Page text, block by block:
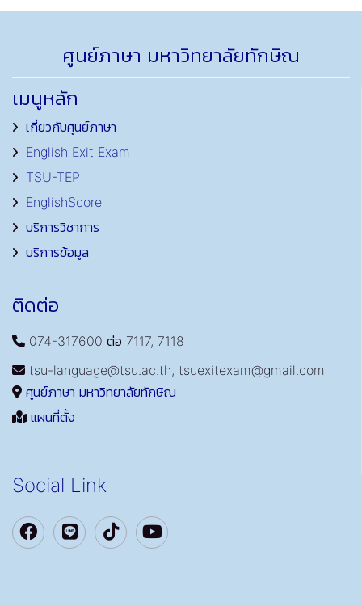
ศูนย์ภาษา มหาวิทยาลัยทักษิณ
เมนูหลัก
เกี่ยวกับศูนย์ภาษา
English Exit Exam
TSU-TEP
EnglishScore
บริการวิชาการ
บริการข้อมูล
ติดต่อ
074-317600 ต่อ 7117, 7118
tsu-language@tsu.ac.th, tsuexitexam@gmail.com
ศูนย์ภาษา มหาวิทยาลัยทักษิณ
แผนที่ตั้ง
Social Link